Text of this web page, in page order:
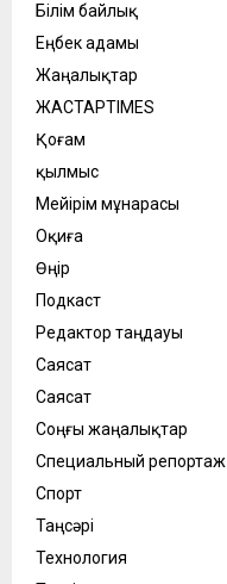
Білім байлық
Еңбек адамы
Жаңалықтар
ЖАСТАРTIMES
Қоғам
қылмыс
Мейірім мұнарасы
Оқиға
Өңір
Подкаст
Редактор таңдауы
Саясат
Саясат
Соңғы жаңалықтар
Специальный репортаж
Спорт
Таңсәрі
Технология